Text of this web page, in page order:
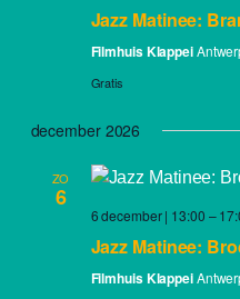
Jazz Matinee:
Filmhuis Klappei
Gratis
december 2026
ZO
6
6 december | 13:00 –
Jazz Matinee:
Filmhuis Klappei